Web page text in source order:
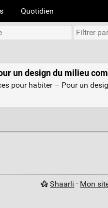
Quotidien
un design du milieu
pour habiter – Pour un
Shaarli · Mon